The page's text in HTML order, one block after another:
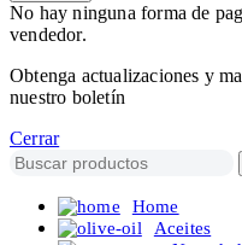
No hay ninguna forma de
vendedor.
Obtenga actualizaciones y
nuestro boletín
Cerrar
Home
Aceites